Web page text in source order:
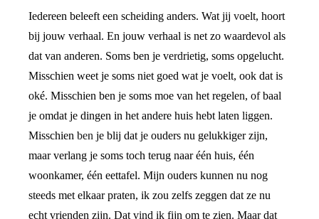
Iedereen beleeft een scheiding anders. Wat jij voelt, hoort
bij jouw verhaal. En jouw verhaal is net zo waardevol als
dat van anderen. Soms ben je verdrietig, soms opgelucht.
Misschien weet je soms niet goed wat je voelt, ook dat is
oké. Misschien ben je soms moe van het regelen, of baal
je omdat je dingen in het andere huis hebt laten liggen.
Misschien ben je blij dat je ouders nu gelukkiger zijn,
maar verlang je soms toch terug naar één huis, één
woonkamer, één eettafel. Mijn ouders kunnen nu nog
steeds met elkaar praten, ik zou zelfs zeggen dat ze nu
echt vrienden zijn. Dat vind ik fijn om te zien. Maar dat